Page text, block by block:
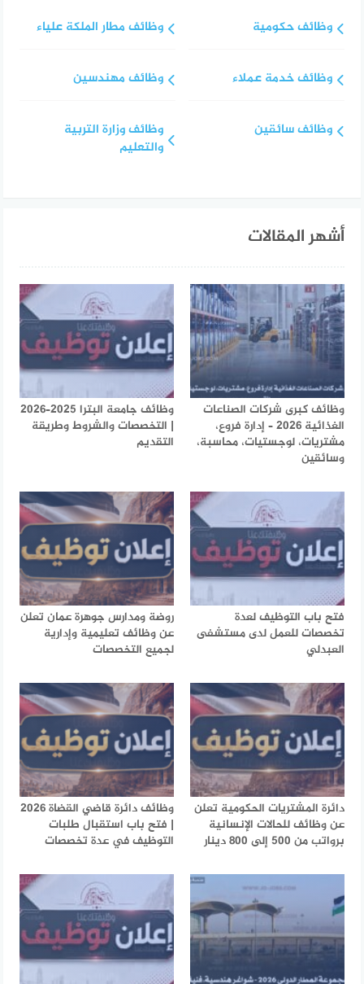
وظائف حكومية
وظائف خدمة عملاء
وظائف سائقين
وظائف مطار الملكة علياء
وظائف مهندسين
وظائف وزارة التربية
والتعليم
أشهر المقالات
وظائف كبرى شركات الصناعات
الغذائية 2026 – إدارة فروع،
مشتريات، لوجستيات، محاسبة،
وسائقين
وظائف جامعة البترا 2025–2026
| التخصصات والشروط وطريقة
التقديم
فتح باب التوظيف لعدة
تخصصات للعمل لدى مستشفى
العبدلي
روضة ومدارس جوهرة عمان تعلن
عن وظائف تعليمية وإدارية
لجميع التخصصات
دائرة المشتريات الحكومية تعلن
عن وظائف للحالات الإنسانية
برواتب من 500 إلى 800 دينار
وظائف دائرة قاضي القضاة 2026
| فتح باب استقبال طلبات
التوظيف في عدة تخصصات